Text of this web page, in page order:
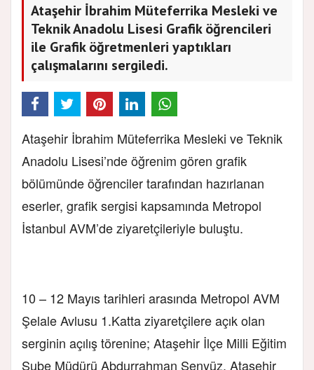
Ataşehir İbrahim Müteferrika Mesleki ve
Teknik Anadolu Lisesi Grafik öğrencileri
ile Grafik öğretmenleri yaptıkları
çalışmalarını sergiledi.
Ataşehir İbrahim Müteferrika Mesleki ve Teknik
Anadolu Lisesi’nde öğrenim gören grafik
bölümünde öğrenciler tarafından hazırlanan
eserler, grafik sergisi kapsamında Metropol
İstanbul AVM’de ziyaretçileriyle buluştu.
10 – 12 Mayıs tarihleri arasında Metropol AVM
Şelale Avlusu 1.Katta ziyaretçilere açık olan
serginin açılış törenine; Ataşehir İlçe Milli Eğitim
Şube Müdürü Abdurrahman Şenyüz, Ataşehir